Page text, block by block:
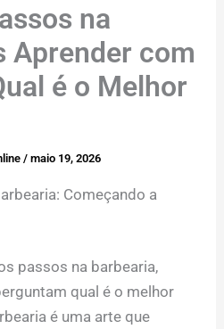
na
Aprender com
é o Melhor
/maio 19, 2026
Começando a
passos na barbearia,
qual é o melhor
é uma arte que